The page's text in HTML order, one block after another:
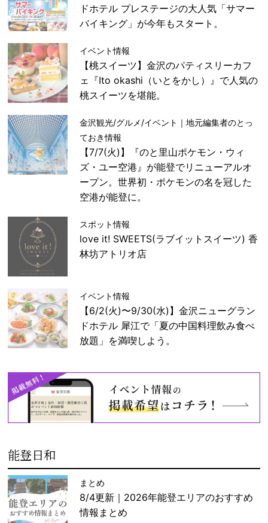
ドホテル プレステージの大人気「サマー
バイキング」が今年もスタート。
イベント情報
【桃スイーツ】金沢のパティスリーカフ
ェ『Ito okashi（いとをかし）』で人気の
桃スイーツを堪能。
金沢観光/グルメ/イベント｜地元編集者のとっ
ておき情報
【7/7(火)】『のと里山ポケモン・ウィ
ズ・ユー空港』が能登でリニューアルオ
ープン。世界初・ポケモンの名を冠した
空港が能登に。
スポット情報
love it! SWEETS(ラブイットスイーツ) 香
林坊アトリオ店
イベント情報
【6/2(火)〜9/30(水)】金沢ニューグラン
ドホテル 犀江で「夏の中国料理飲み食べ
放題」を満喫しよう。
能登日和
まとめ
8/4更新｜2026年能登エリアのおすすめ
情報まとめ